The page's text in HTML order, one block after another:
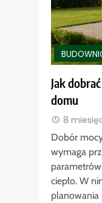
Jak
domu
8
Dobór
wymaga
ciepło. W
planowania